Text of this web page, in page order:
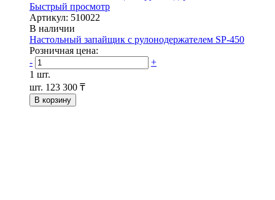
Быстрый просмотр
Артикул: 510022
В наличии
Настольный запайщик с рулонодержателем SP-450
Розничная цена:
-
+
1 шт.
шт. 123 300 ₸
В корзину